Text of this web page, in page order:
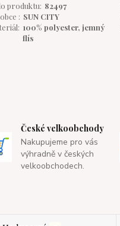
produktu: 82497
: SUN CITY
100% polyester, jemný
flís
České velkoobchody
Nakupujeme pro vás
výhradně v českých
velkoobchodech.